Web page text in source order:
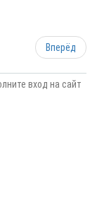
Вперёд
вход на сайт